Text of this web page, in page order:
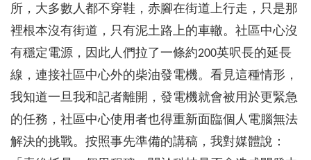
所，大多數人都不穿鞋，赤腳在街道上行走，只是那
裡根本沒有街道，只有泥土路上的車轍。社區中心沒
有穩定電源，因此人們拉了一條約200英呎長的延長
線，連接社區中心外的柴油發電機。看見這種情形，
我知道一旦我和記者離開，發電機就會被用於更緊急
的任務，社區中心使用者也得重新面臨個人電腦無法
解決的挑戰。按照事先準備的講稿，我對媒體說：